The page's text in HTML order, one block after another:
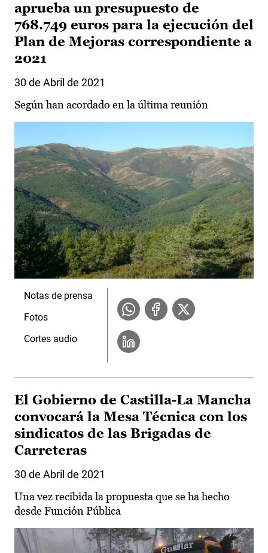
aprueba un presupuesto de
768.749 euros para la ejecución del
Plan de Mejoras correspondiente a
2021
30 de Abril de 2021
Según han acordado en la última reunión
Notas de prensa
Fotos
Cortes audio
El Gobierno de Castilla-La Mancha
convocará la Mesa Técnica con los
sindicatos de las Brigadas de
Carreteras
30 de Abril de 2021
Una vez recibida la propuesta que se ha hecho
desde Función Pública